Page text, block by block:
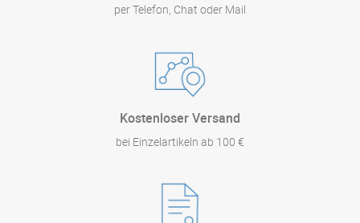
per Telefon, Chat oder Mail
Kostenloser Versand
bei Einzelartikeln ab 100 €